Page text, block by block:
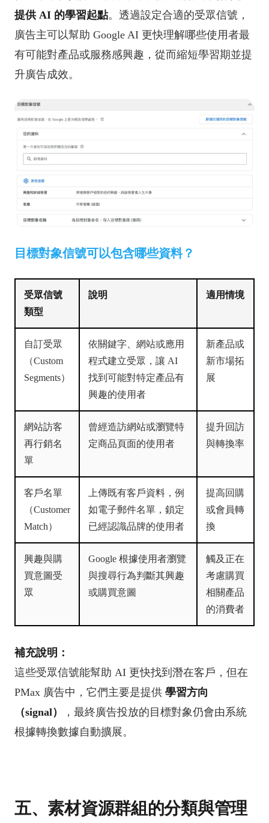
提供 AI 的學習起點。 透過設定合適的受眾信號，
廣告主可以幫助 Google AI 更快理解哪些使用者最
有可能對產品或服務感興趣，從而縮短學習期並提
升廣告成效。
目標對象信號可以包含哪些資料？
受眾信號
類型
說明 適用情境
自訂受眾
（Custom
Segments）
依關鍵字、網站或應用
程式建立受眾，讓 AI
找到可能對特定產品有
興趣的使用者
新產品或
新市場拓
展
網站訪客
再行銷名
單
曾經造訪網站或瀏覽特
定商品頁面的使用者
提升回訪
與轉換率
客戶名單
（Customer
Match）
上傳既有客戶資料，例
如電子郵件名單，鎖定
已經認識品牌的使用者
提高回購
或會員轉
換
興趣與購
買意圖受
眾
Google 根據使用者瀏覽
與搜尋行為判斷其興趣
或購買意圖
觸及正在
考慮購買
相關產品
的消費者
補充說明：
這些受眾信號能幫助 AI 更快找到潛在客戶，但在
PMax 廣告中，它們主要是提供 學習方向
（signal）
，最終廣告投放的目標對象仍會由系統
根據轉換數據自動擴展。
五、素材資源群組的分類與管理